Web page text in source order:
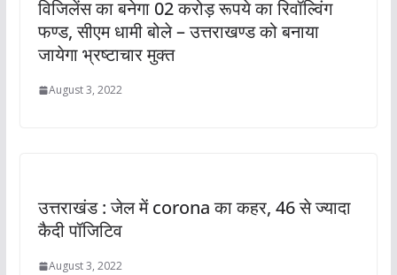
विजिलेंस का बनेगा 02 करोड़ रूपये का रिवॉल्विंग
फण्ड, सीएम धामी बोले – उत्तराखण्ड को बनाया
जायेगा भ्रष्टाचार मुक्त
August 3, 2022
उत्तराखंड : जेल में corona का कहर, 46 से ज्यादा
कैदी पॉजिटिव
August 3, 2022